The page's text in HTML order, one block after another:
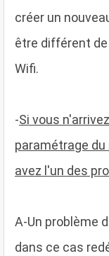
créer un
être différent
Wifi.
-Si vous
paramétrage
avez l'un des
A-Un problème
dans ce cas